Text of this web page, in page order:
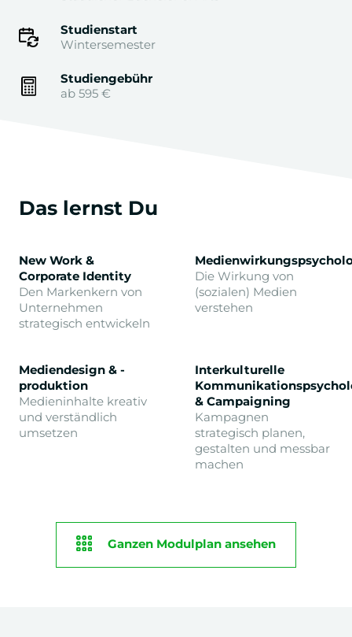
Studienstart
Wintersemester
Studiengebühr
ab 595 €
Das lernst Du
New Work &
Corporate Identity
Den Markenkern von
Unternehmen
strategisch entwickeln
Die Wirkung von
(sozialen) Medien
verstehen
Mediendesign & -
produktion
Medieninhalte kreativ
und verständlich
umsetzen
Interkulturelle
& Campaigning
Kampagnen
strategisch planen,
gestalten und messbar
machen
Ganzen Modulplan ansehen